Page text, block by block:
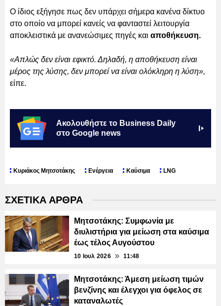
Ο ίδιος εξήγησε πως δεν υπάρχει σήμερα κανένα δίκτυο
στο οποίο να μπορεί κανείς να φανταστεί λειτουργία
αποκλειστικά με ανανεώσιμες πηγές και αποθήκευση.
«Απλώς δεν είναι εφικτό. Δηλαδή, η αποθήκευση είναι
μέρος της λύσης, δεν μπορεί να είναι ολόκληρη η λύση»,
είπε.
Ακολουθήστε το Business Daily
στο Google news
Κυριάκος Μητσοτάκης Ενέργεια Καύσιμα LNG
ΣΧΕΤΙΚΑ ΑΡΘΡΑ
Μητσοτάκης: Συμφωνία με
διυλιστήρια για μείωση στα καύσιμα
έως τέλος Αυγούστου
10 Ιουλ 2026 11:48
Μητσοτάκης: Άμεση μείωση τιμών
βενζίνης και έλεγχοι για όφελος σε
καταναλωτές